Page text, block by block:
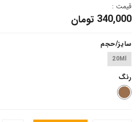
قیمت :
340,000 تومان
سایز/حجم
20Ml
رنگ